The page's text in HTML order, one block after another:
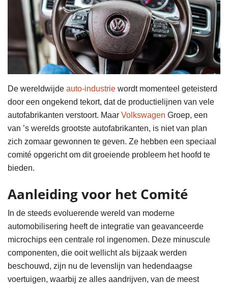
De wereldwijde auto-industrie wordt momenteel geteisterd
door een ongekend tekort, dat de productielijnen van vele
autofabrikanten verstoort. Maar Volkswagen Groep, een
van ’s werelds grootste autofabrikanten, is niet van plan
zich zomaar gewonnen te geven. Ze hebben een speciaal
comité opgericht om dit groeiende probleem het hoofd te
bieden.
Aanleiding voor het Comité
In de steeds evoluerende wereld van moderne
automobilisering heeft de integratie van geavanceerde
microchips een centrale rol ingenomen. Deze minuscule
componenten, die ooit wellicht als bijzaak werden
beschouwd, zijn nu de levenslijn van hedendaagse
voertuigen, waarbij ze alles aandrijven, van de meest